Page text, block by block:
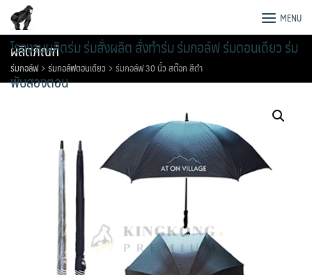
content
โรงงานผลิตร่ม ร่มสั่งผลิต สั่งทำร่ม ร่มกอล์ฟ ร่มตอนเดียว ร่ม
พับสองตอน
MENU
ผลิตภัณฑ์
ร่มกอล์ฟ ร่มกอล์ฟตอนเดียว ร่มกอล์ฟ 30 นิ้ว สต๊อก สีดำ